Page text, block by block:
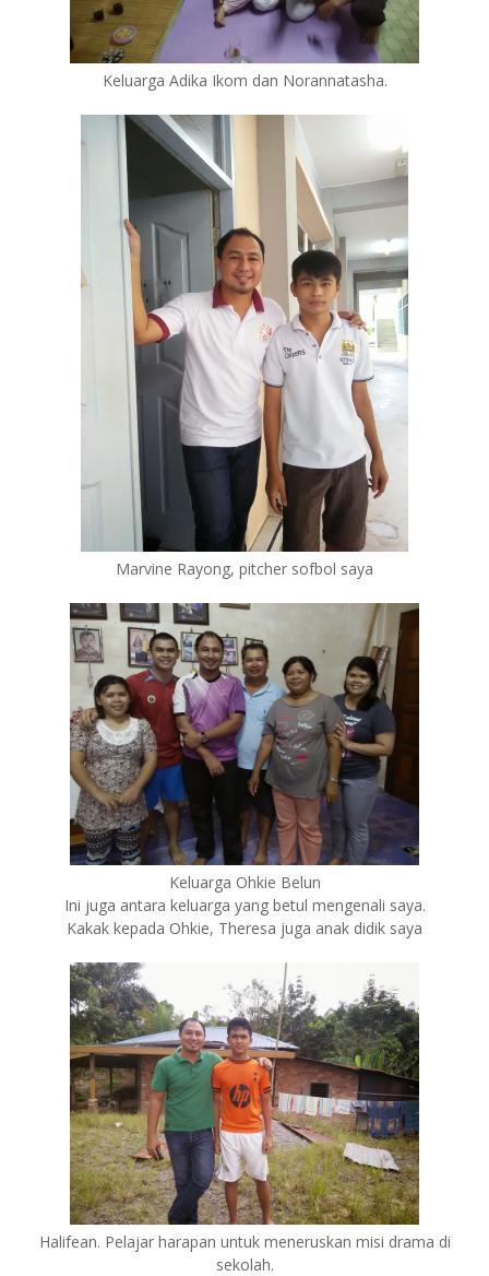
Keluarga Adika Ikom dan Norannatasha.
Marvine Rayong, pitcher sofbol saya
Keluarga Ohkie Belun
Ini juga antara keluarga yang betul mengenali saya.
Kakak kepada Ohkie, Theresa juga anak didik saya
Halifean. Pelajar harapan untuk meneruskan misi drama di
sekolah.